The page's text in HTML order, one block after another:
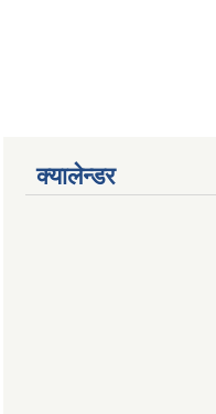
क्यालेन्डर